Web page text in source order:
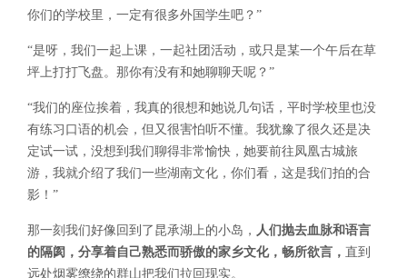
你们的学校里，一定有很多外国学生吧？”
“是呀，我们一起上课，一起社团活动，或只是某一个午后在草
坪上打打飞盘。那你有没有和她聊聊天呢？”
“我们的座位挨着，我真的很想和她说几句话，平时学校里也没
有练习口语的机会，但又很害怕听不懂。我犹豫了很久还是决
定试一试，没想到我们聊得非常愉快，她要前往凤凰古城旅
游，我就介绍了我们一些湖南文化，你们看，这是我们拍的合
影！”
那一刻我们好像回到了昆承湖上的小岛， 人们抛去血脉和语言
的隔阂，分享着自己熟悉而骄傲的家乡文化，畅所欲言， 直到
远处烟雾缭绕的群山把我们拉回现实。